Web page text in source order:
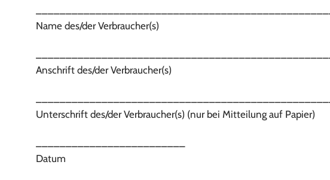
Name des/der Verbraucher(s)
Anschrift des/der Verbraucher(s)
Unterschrift des/der Verbraucher(s) (nur bei Mitteilung auf Papier)
Datum